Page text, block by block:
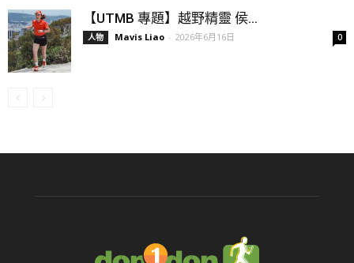
【UTMB 專題】越野精靈 侯...
人物 Mavis Liao - 2026年6月16日 0